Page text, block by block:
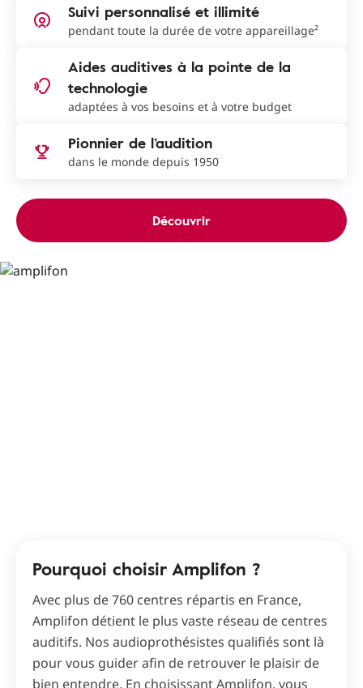
Suivi personnalisé et illimité
pendant toute la durée de votre appareillage²
Aides auditives à la pointe de la
technologie
adaptées à vos besoins et à votre budget
Pionnier de l’audition
dans le monde depuis 1950
Découvrir
Pourquoi choisir Amplifon ?
Avec plus de 760 centres répartis en France,
Amplifon détient le plus vaste réseau de centres
auditifs. Nos audioprothésistes qualifiés sont là
pour vous guider afin de retrouver le plaisir de
bien entendre. En choisissant Amplifon, vous